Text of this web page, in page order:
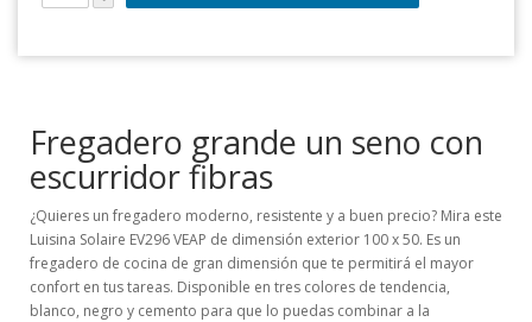
Fregadero grande un seno con
escurridor fibras
¿Quieres un fregadero moderno, resistente y a buen precio? Mira este
Luisina Solaire EV296 VEAP de dimensión exterior 100 x 50. Es un
fregadero de cocina de gran dimensión que te permitirá el mayor
confort en tus tareas. Disponible en tres colores de tendencia,
blanco, negro y cemento para que lo puedas combinar a la